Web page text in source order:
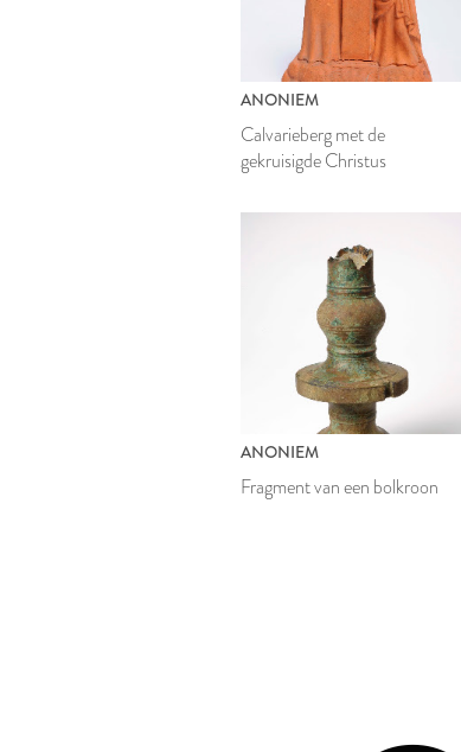
ANONIEM
Calvarieberg met de
gekruisigde Christus
ANONIEM
Fragment van een bolkroon